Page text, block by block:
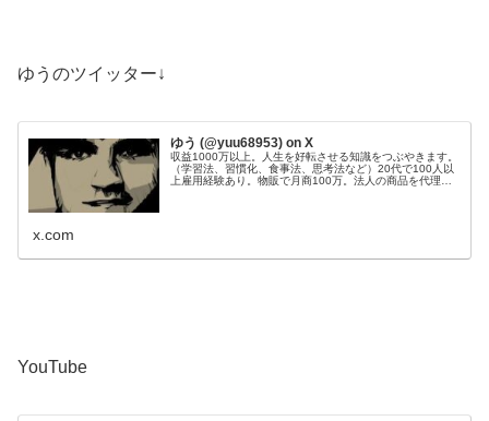
ゆうのツイッター↓
ゆう (@yuu68953) on X
収益1000万以上。人生を好転させる知識をつぶやきます。
（学習法、習慣化、食事法、思考法など）20代で100人以
上雇用経験あり。物販で月商100万。法人の商品を代理販
x.com
YouTube